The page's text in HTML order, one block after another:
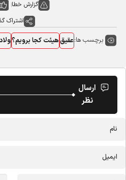
گزارش خطا
اشتراک
برچسب ها:عقیقهیئت کجا برویم؟
ارسال
نظر